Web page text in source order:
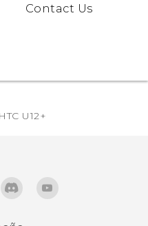
Contact Us
HTC U12+‎